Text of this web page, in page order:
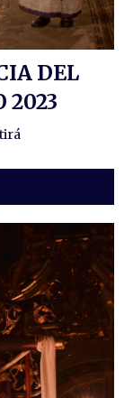
DEL
2023